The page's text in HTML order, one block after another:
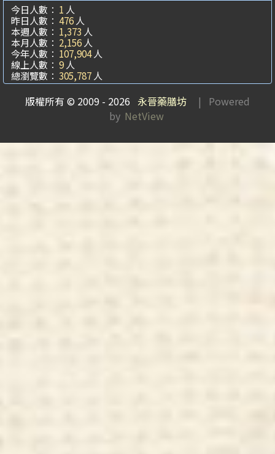
今日人數： 1 人
昨日人數： 476 人
本週人數： 1,373 人
本月人數： 2,156 人
今年人數： 107,904 人
線上人數： 9 人
總瀏覽數： 305,787 人
版權所有 © 2009 - 2026 永晉藥膳坊
| Powered
by NetView